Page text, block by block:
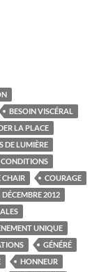
BESOIN VISCÉRAL
LA PLACE
DE LUMIÈRE
CONDITIONS
CHAIR
COURAGE
DÉCEMBRE 2012
UNIQUE
GÉNÉRÉ
HONNEUR